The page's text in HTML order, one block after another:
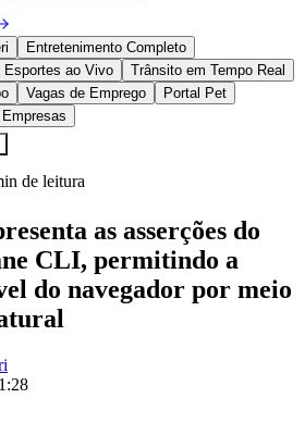
Entretenimento Completo
Esportes ao Vivo
Trânsito em Tempo Real
Vagas de Emprego
Portal Pet
de leitura
as asserções do
CLI, permitindo a
do navegador por meio